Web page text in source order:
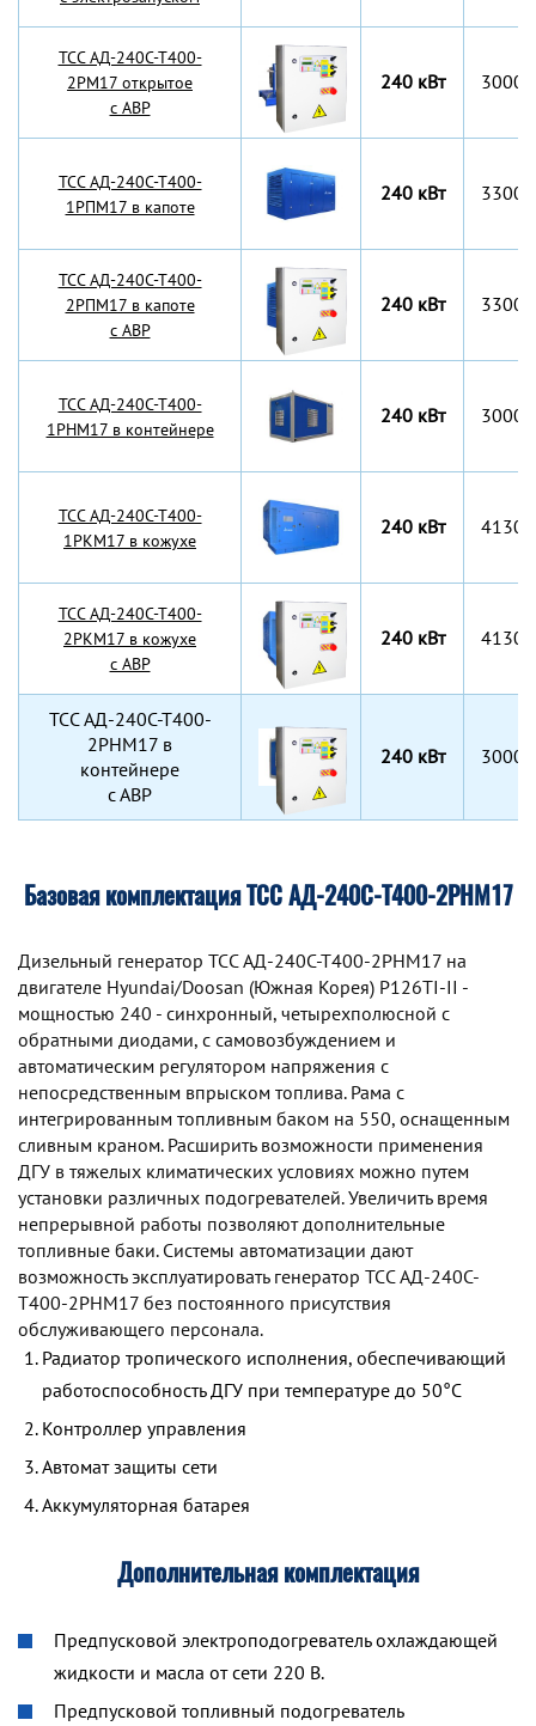
TCC АД-240С-Т400-
2РМ17 открытое
с АВР
240 кВт
TCC АД-240С-Т400-
1РПМ17 в капоте
240 кВт
TCC АД-240С-Т400-
2РПМ17 в капоте
с АВР
240 кВт
TCC АД-240С-Т400-
1РНМ17 в контейнере
240 кВт
TCC АД-240С-Т400-
1РКМ17 в кожухе
240 кВт
TCC АД-240С-Т400-
2РКМ17 в кожухе
с АВР
240 кВт
TCC АД-240С-Т400-
2РНМ17 в
контейнере
с АВР
240 кВт
Базовая комплектация ТСС АД-240С-Т400-2РНМ17
Дизельный генератор TCC АД-240С-Т400-2РНМ17 на
двигателе Hyundai/Doosan (Южная Корея) P126TI-II -
мощностью 240 - синхронный, четырехполюсной с
обратными диодами, с самовозбуждением и
автоматическим регулятором напряжения с
непосредственным впрыском топлива. Рама с
интегрированным топливным баком на 550, оснащенным
сливным краном. Расширить возможности применения
ДГУ в тяжелых климатических условиях можно путем
установки различных подогревателей. Увеличить время
непрерывной работы позволяют дополнительные
топливные баки. Системы автоматизации дают
возможность эксплуатировать генератор TCC АД-240С-
Т400-2РНМ17 без постоянного присутствия
обслуживающего персонала.
Радиатор тропического исполнения, обеспечивающий
работоспособность ДГУ при температуре до 50°С
Контроллер управления
Автомат защиты сети
Аккумуляторная батарея
Дополнительная комплектация
Предпусковой электроподогреватель охлаждающей
жидкости и масла от сети 220 В.
Предпусковой топливный подогреватель